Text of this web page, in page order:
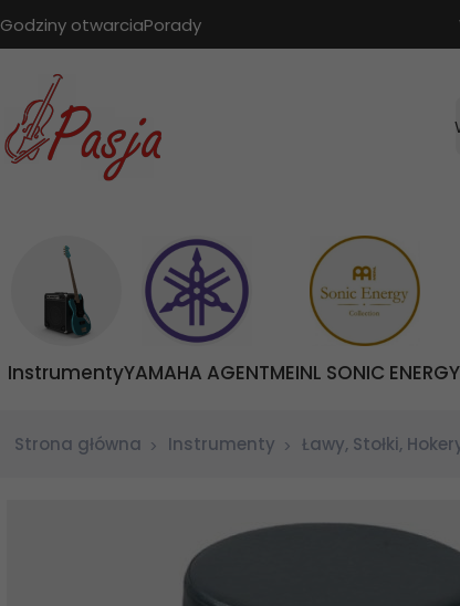
Godziny otwarciaPorady
InstrumentyYAMAHA AGENTMEINL SONIC ENERGY
Strona główna Instrumenty Ławy, Stołki,